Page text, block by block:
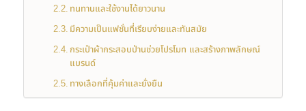
ทนทานและใช้งานได้ยาวนาน
มีความเป็นแฟชั่นที่เรียบง่ายและทันสมัย
กระเป๋าผ้ากระสอบป่านช่วยโปรโมท และสร้างภาพลักษณ์
แบรนด์
ทางเลือกที่คุ้มค่าและยั่งยืน